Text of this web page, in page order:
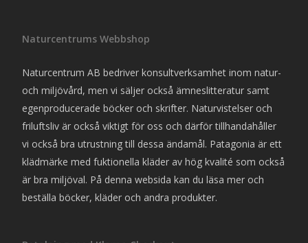
Naturcentrums Webbshop
Naturcentrum AB bedriver konsultverksamhet inom natur-
och miljövård, men vi säljer också ämneslitteratur samt
egenproducerade böcker och skrifter. Naturvistelser och
friluftsliv är också viktigt för oss och därför tillhandahåller
vi också bra utrustning till dessa ändamål. Patagonia är ett
klädmärke med fuktionella kläder av hög kvalité som också
är bra miljöval. På denna websida kan du läsa mer och
beställa böcker, kläder och andra produkter.